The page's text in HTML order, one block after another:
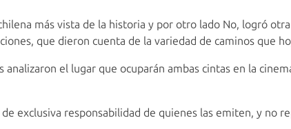
más vista de la historia y por otro lado No, logró
que dieron cuenta de la variedad de caminos que
el lugar que ocuparán ambas cintas en la
exclusiva responsabilidad de quienes las emiten, y no